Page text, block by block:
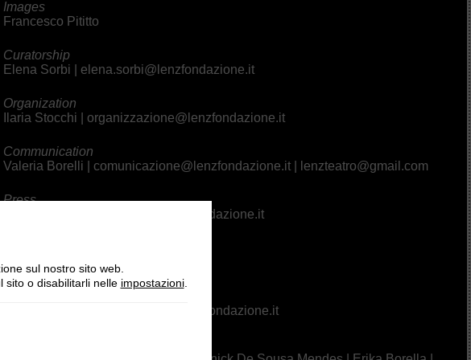
Images
Francesco Pititto
Curatorship
Elena Sorbi | elena.sorbi@lenzfondazione.it
Organization
Ilaria Stocchi |organizzazione@lenzfondazione.it
Communication
Valeria Borelli | comunicazione@lenzfondazione.it lenzteatro@gmail.com
Press
press@lenzfondazione.it
Roberto Riseri
tecnica@lenzfondazione.it
sul nostro sito web.
sito o disabilitarli nelle impostazioni.